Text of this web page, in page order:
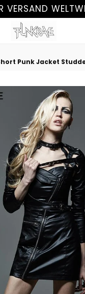
VERSAND
Punk Jacket